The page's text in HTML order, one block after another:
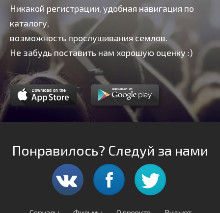
Никакой регистрации, удобная навигация по
каталогу,
возможность прослушивания семлов.
Не забудь поставить нам хорошую оценку :)
Понравилось? Следуй за нами